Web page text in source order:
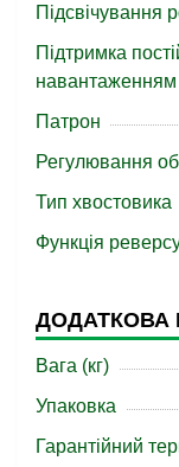
Підсвічування
Підтримка
навантаженням
Патрон
Регулювання
Тип хвостовика
Функція
ДОДАТКОВА
Вага (кг)
Упаковка
Гарантійний